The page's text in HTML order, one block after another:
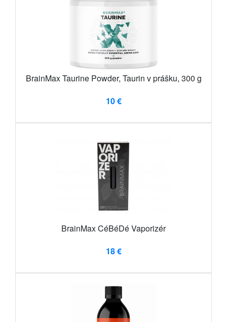
BrainMax Taurine Powder, Taurin v prášku, 300 g
10 €
BrainMax CéBéDé Vaporizér
18 €